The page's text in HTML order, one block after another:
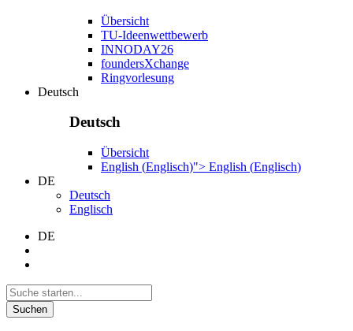
Übersicht
TU-Ideenwettbewerb
INNODAY26
foundersXchange
Ringvorlesung
Deutsch
Deutsch
Übersicht
English (Englisch)"> English (Englisch)
DE
Deutsch
Englisch
DE
Suchen